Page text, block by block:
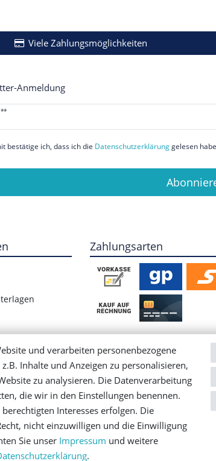
Viele Zahlungsmöglichkeiten
Anmeldung
**
bestätige ich, dass ich die Daten­schutz­erklärunggelesen
Zahlungsarten
Barrierefreiheitserklärung Widerrufs­recht
und verarbeiten personenbezogene
Inhalte und Anzeigen zu personalisieren,
zu analysieren. Die Datenverarbeitung
die wir in den Einstellungen benennen.
Interesses erfolgen. Die
nicht einzuwilligen und die Einwilligung
Sie unser Impressum und weitere
.